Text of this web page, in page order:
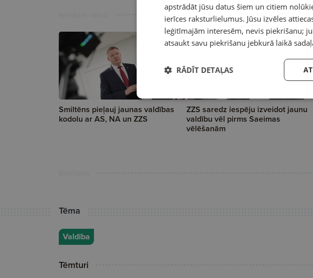
Smiltēns pieļauj jaunas valdības
kodolu ar AS, NA un ZZS
ZZS saredz iespēju izveidot jaunu
valdību vēl pirms Saeimas
vēlēšanām
Tēma
Valdība
Tēmturi
apstrādāt jūsu datus šiem un citiem
ierīces raksturlielumus. Jūsu izvēles
leģitīmajām interesēm, nevis piekrišanu;
atsaukt savu piekrišanu jebkurā laikā
RĀDĪT DETAĻAS